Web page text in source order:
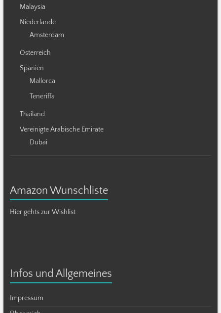
Malaysia
Niederlande
Amsterdam
Österreich
Spanien
Mallorca
Teneriffa
Thailand
Vereinigte Arabische Emirate
Dubai
Amazon Wunschliste
Hier gehts zur Wishlist
Infos und Allgemeines
Impressum